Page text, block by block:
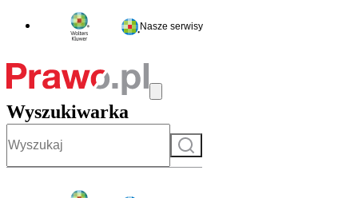
Nasze serwisy
Wyszukiwarka
Szukaj